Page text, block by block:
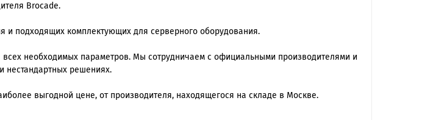
Brocade.
подходящих комплектующих для серверного оборудования.
необходимых параметров. Мы сотрудничаем с официальными производителями и
решениях.
выгодной цене, от производителя, находящегося на складе в Москве.